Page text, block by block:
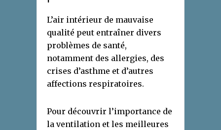
L’air intérieur de mauvaise
qualité peut entraîner divers
problèmes de santé,
notamment des allergies, des
crises d’asthme et d’autres
affections respiratoires.
Pour découvrir l’importance de
la ventilation et les meilleures